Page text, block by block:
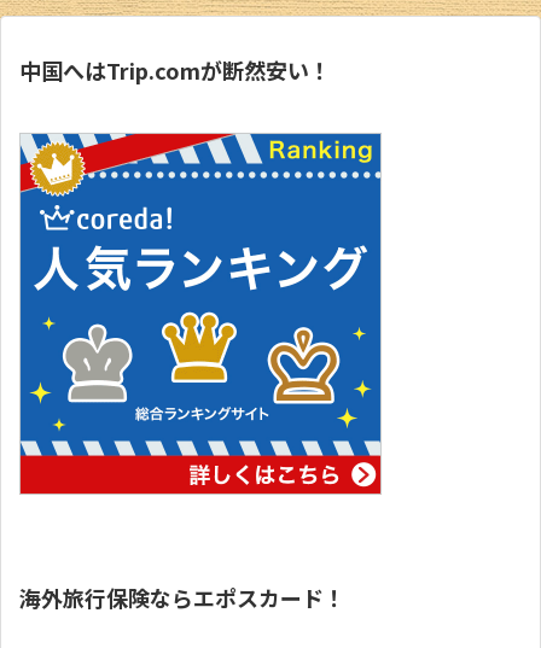
中国へはTrip.comが断然安い！
海外旅行保険ならエポスカード！
もっとお得に！
中国生活ガイド
VPN（姉妹サイトへ）
中国の習慣
中国語上達ガイド
西安ブログ・旅行記
中国との交流
bilibili攻略
キングダム